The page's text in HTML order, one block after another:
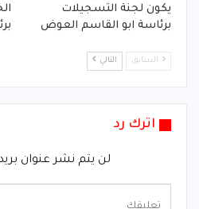
يكون لجنة التسجيلات
برئاسة ابو القاسم العوض
السابق التالي
اترك رد
لن يتم نشر عنوان